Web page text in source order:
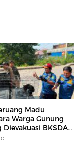
Madu
Warga Gunung
Dievakuasi BKSDA